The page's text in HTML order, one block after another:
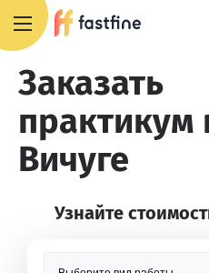
Заказать
практикум
Вичуге
Узнайте